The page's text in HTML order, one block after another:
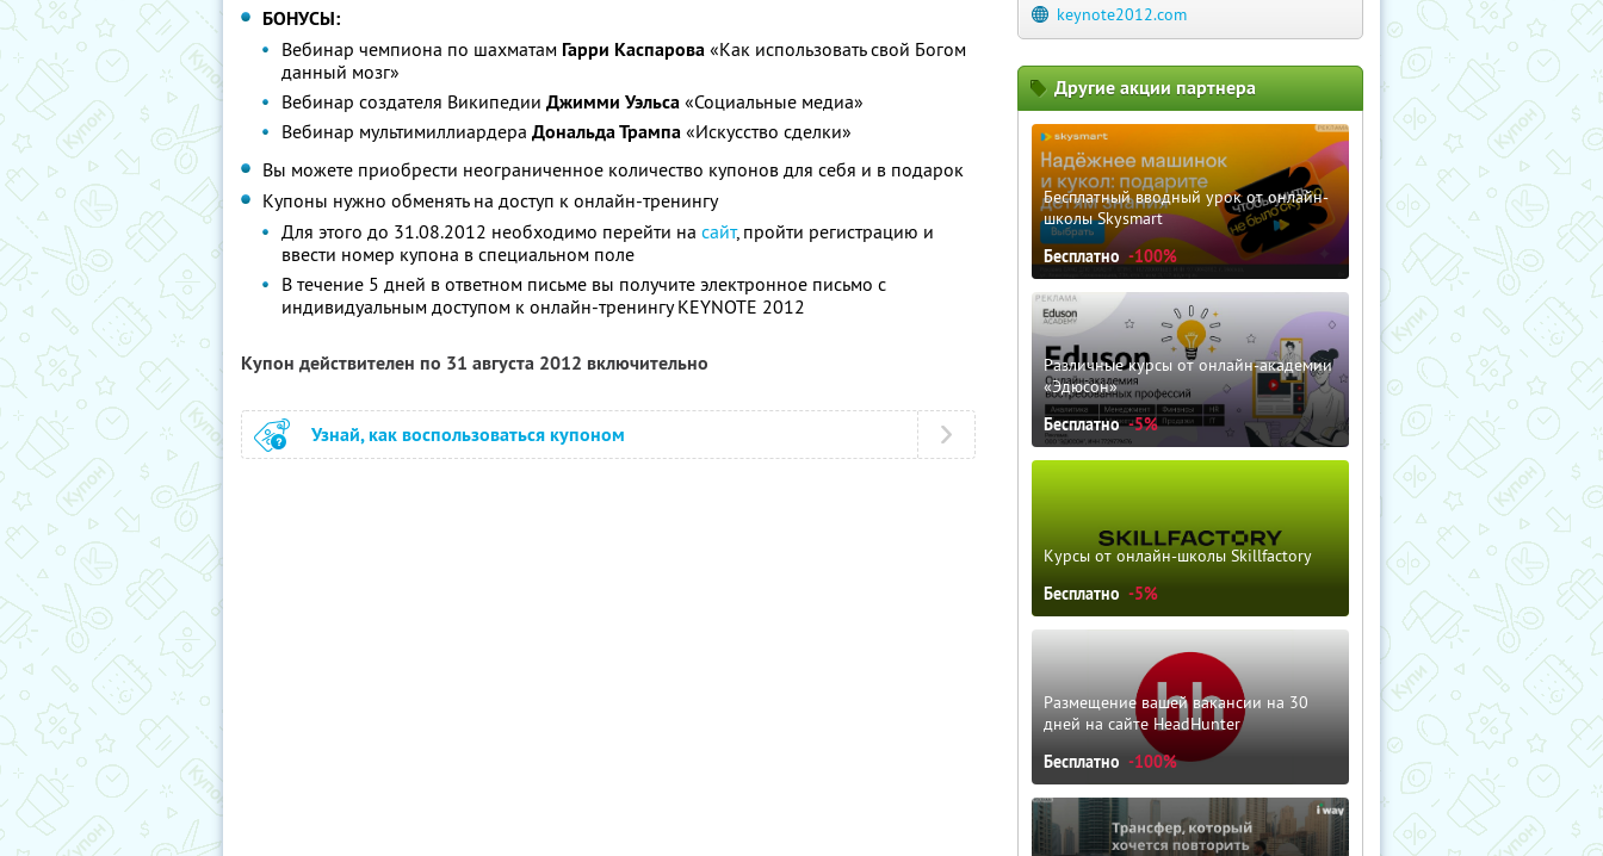
БОНУСЫ:
Вебинар чемпиона по шахматам Гарри Каспарова «Как использовать свой Богом
данный мозг»
Вебинар создателя Википедии Джимми Уэльса «Социальные медиа»
Вебинар мультимиллиардера Дональда Трампа «Искусство сделки»
Вы можете приобрести неограниченное количество купонов для себя и в подарок
Купоны нужно обменять на доступ к онлайн-тренингу
Для этого до 31.08.2012 необходимо перейти на сайт, пройти регистрацию и
ввести номер купона в специальном поле
В течение 5 дней в ответном письме вы получите электронное письмо с
индивидуальным доступом к онлайн-тренингу KEYNOTE 2012
Купон действителен по 31 августа 2012 включительно
Узнай, как воспользоваться купоном
keynote2012.com
Другие акции партнера
Бесплатный вводный урок от онлайн-
школы Skysmart
Бесплатно -100%
Различные курсы от онлайн-академии
«Эдюсон»
Бесплатно -5%
Курсы от онлайн-школы Skillfactory
Бесплатно -5%
Размещение вашей вакансии на 30
дней на сайте HeadHunter
Бесплатно -100%